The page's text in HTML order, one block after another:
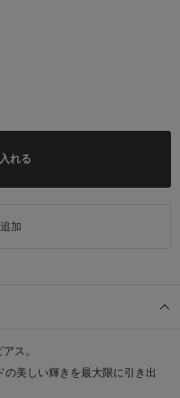
れる
加
ス。
の美しい輝きを最大限に引き出